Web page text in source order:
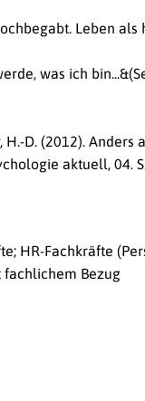
Leben
was ich
H.-D. (2012).
aktuell, 04.
HR-Fachkräfte
Bezug